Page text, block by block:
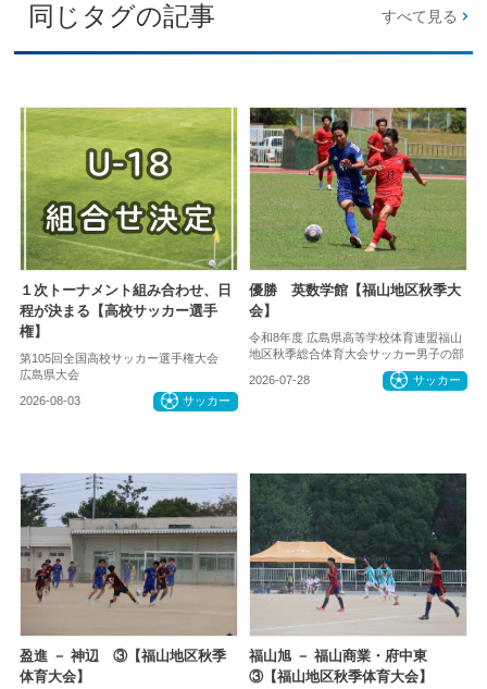
同じタグの記事 すべて見る
１次トーナメント組み合わせ、日
程が決まる【高校サッカー選手
権】
第105回全国高校サッカー選手権大会
広島県大会
2026-08-03 サッカー
優勝 英数学館【福山地区秋季大
会】
令和8年度 広島県高等学校体育連盟福山
地区秋季総合体育大会サッカー男子の部
2026-07-28 サッカー
盈進 － 神辺 ③【福山地区秋季
体育大会】
福山旭 － 福山商業・府中東
③【福山地区秋季体育大会】